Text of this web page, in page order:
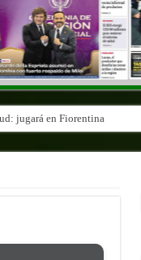
jugará en Fiorentina